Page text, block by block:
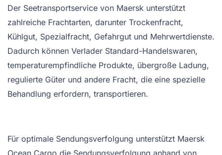
Der Seetransportservice von Maersk unterstützt
zahlreiche Frachtarten, darunter Trockenfracht,
Kühlgut, Spezialfracht, Gefahrgut und Mehrwertdienste.
Dadurch können Verlader Standard-Handelswaren,
temperaturempfindliche Produkte, übergroße Ladung,
regulierte Güter und andere Fracht, die eine spezielle
Behandlung erfordern, transportieren.
Für optimale Sendungsverfolgung unterstützt Maersk